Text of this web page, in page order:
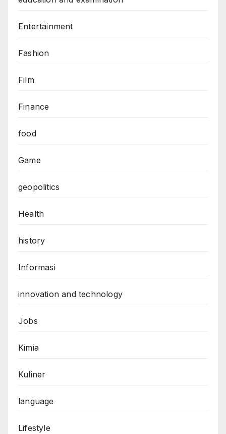
Entertainment
Fashion
Film
Finance
food
Game
geopolitics
Health
history
Informasi
innovation and technology
Jobs
Kimia
Kuliner
language
Lifestyle